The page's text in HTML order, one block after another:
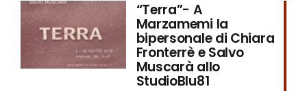
“Terra”- A
Marzamemi la
bipersonale di Chiara
Fronterrè e Salvo
Muscarà allo
StudioBlu81